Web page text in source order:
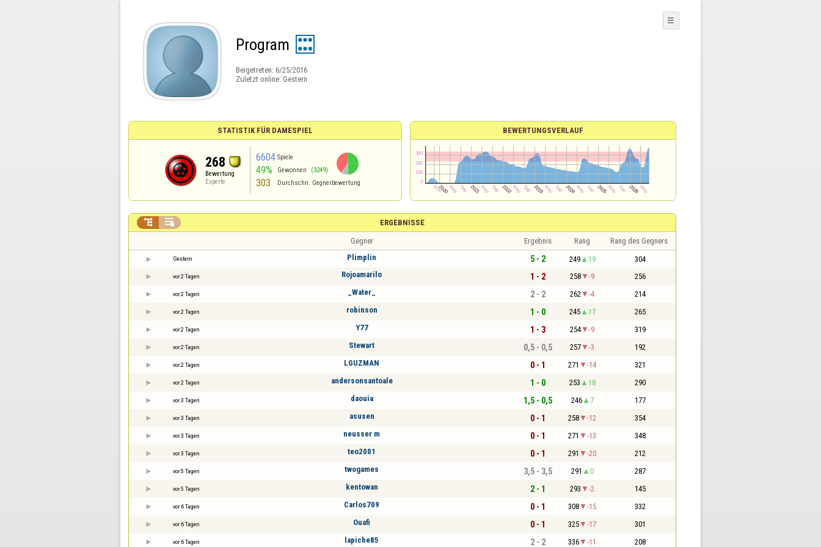
Program
Beigetreten: 6/25/2016
Zuletzt online: Gestern
☰
STATISTIK FÜR DAMESPIEL
268
Bewertung
Experte
6604 Spiele
49% Gewonnen (3249)
303 Durchschn. Gegnerbewertung
BEWERTUNGSVERLAUF
ERGEBNISSE
 
Gegner Ergebnis Rang Rang des Gegners
Gestern Plimplin 5 - 2 249 19 304
vor 2 Tagen Rojoamarilo 1 - 2 258 -9 256
vor 2 Tagen _Water_ 2 - 2 262 -4 214
vor 2 Tagen robinson 1 - 0 245 17 265
vor 2 Tagen Y77 1 - 3 254 -9 319
vor 2 Tagen Stewart 0,5 - 0,5 257 -3 192
vor 2 Tagen LGUZMAN 0 - 1 271 -14 321
vor 2 Tagen andersonsantoale 1 - 0 253 18 290
vor 3 Tagen daouia 1,5 - 0,5 246 7 177
vor 3 Tagen asusen 0 - 1 258 -12 354
vor 3 Tagen neusser m 0 - 1 271 -13 348
vor 3 Tagen teo2001 0 - 1 291 -20 212
vor 5 Tagen twogames 3,5 - 3,5 291 0 287
vor 5 Tagen kentowan 2 - 1 293 -2 145
vor 6 Tagen Carlos709 0 - 1 308 -15 332
vor 6 Tagen Ouafi 0 - 1 325 -17 301
vor 6 Tagen lapiche85 2 - 2 336 -11 208